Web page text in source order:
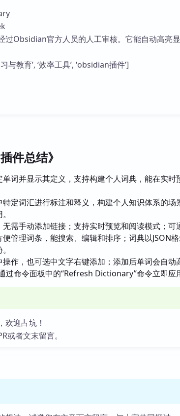
库
过Obsidian官方人员的人工审核。它能自动高亮
与教育’, ‘效率工具’, ‘obsidian插件’]
件总结》
词并显示其定义，支持构建个人词典，能在实时
特定词汇进行标注和释义，构建个人知识体系的场
需手动添加链接；支持实时预览和阅读模式；可
管理词条，能搜索、编辑和排序；词典以JSON
操作，也可选中文字右键添加；添加后单词会自动
过命令面板中的“Refresh Dictionary”命令立即应
欢迎占坑！
或者文末留言。